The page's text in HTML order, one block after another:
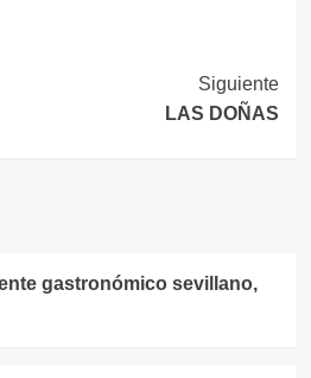
Siguiente
LAS DOÑAS
gastronómico sevillano,